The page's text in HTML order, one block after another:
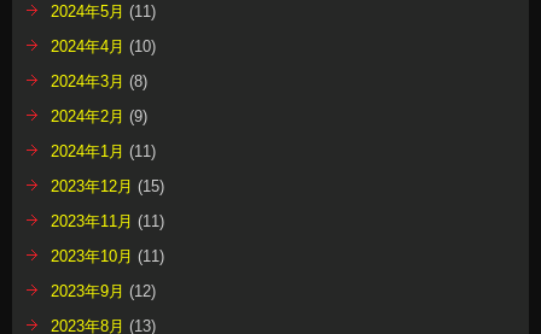
2024年5月 (11)
2024年4月 (10)
2024年3月 (8)
2024年2月 (9)
2024年1月 (11)
2023年12月 (15)
2023年11月 (11)
2023年10月 (11)
2023年9月 (12)
2023年8月 (13)